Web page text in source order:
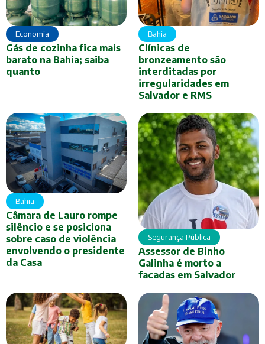
Economia
Gás de cozinha fica mais
barato na Bahia; saiba
quanto
Bahia
Clínicas de
bronzeamento são
interditadas por
irregularidades em
Salvador e RMS
Bahia
Câmara de Lauro rompe
silêncio e se posiciona
sobre caso de violência
envolvendo o presidente
da Casa
Segurança Pública
Assessor de Binho
Galinha é morto a
facadas em Salvador